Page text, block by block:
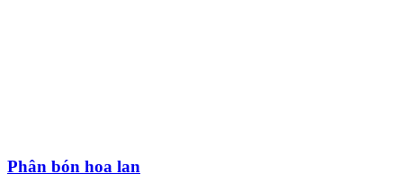
Phân bón hoa lan